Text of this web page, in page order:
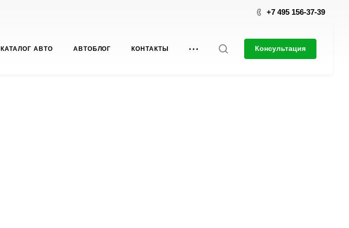
+7 495 156-37-39
КАТАЛОГ АВТО АВТОБЛОГ КОНТАКТЫ Консультация